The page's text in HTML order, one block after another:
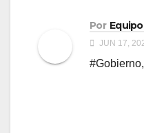
Por
JUN 17,
#Gobierno,